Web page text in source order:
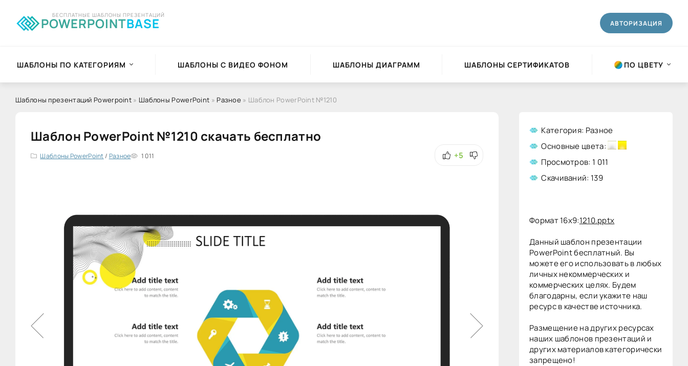
POWERPOINTBASE
БЕСПЛАТНЫЕ ШАБЛОНЫ ПРЕЗЕНТАЦИЙ
АВТОРИЗАЦИЯ
ШАБЛОНЫ ПО КАТЕГОРИЯМ ШАБЛОНЫ С ВИДЕО ФОНОМ ШАБЛОНЫ ДИАГРАММ ШАБЛОНЫ СЕРТИФИКАТОВ ПО ЦВЕТУ
Шаблоны презентаций Powerpoint » Шаблоны PowerPoint » Разное » Шаблон PowerPoint №1210
Шаблон PowerPoint №1210 скачать бесплатно
+5
Шаблоны PowerPoint/ Разное 1 011
Категория: Разное
Основные цвета:
Просмотров: 1 011
Скачиваний: 139
Формат 16x9:1210.pptx
Данный шаблон презентации
PowerPoint бесплатный. Вы
можете его использовать в любых
личных некоммерческих и
коммерческих целях. Будем
благодарны, если укажите наш
ресурс в качестве источника.
Размещение на других ресурсах
наших шаблонов презентаций и
других материалов категорически
запрещено!